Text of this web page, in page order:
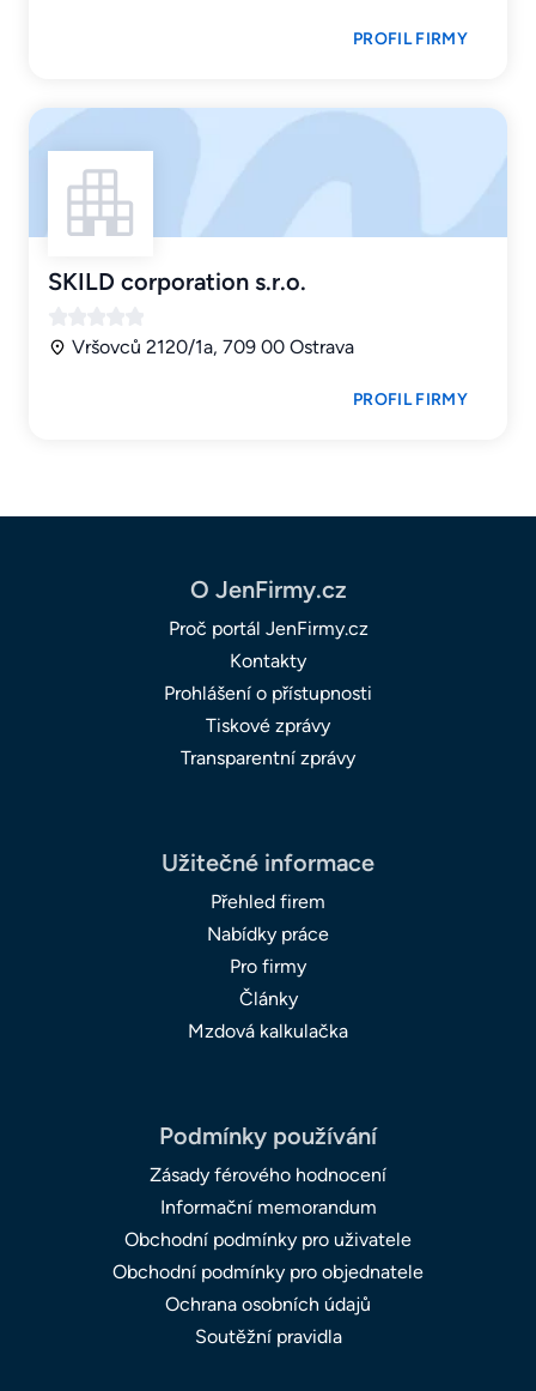
PROFIL FIRMY
SKILD corporation s.r.o.
Vršovců 2120/1a, 709 00 Ostrava
PROFIL FIRMY
O JenFirmy.cz
Proč portál JenFirmy.cz
Kontakty
Prohlášení o přístupnosti
Tiskové zprávy
Transparentní zprávy
Užitečné informace
Přehled firem
Nabídky práce
Pro firmy
Články
Mzdová kalkulačka
Podmínky používání
Zásady férového hodnocení
Informační memorandum
Obchodní podmínky pro uživatele
Obchodní podmínky pro objednatele
Ochrana osobních údajů
Soutěžní pravidla